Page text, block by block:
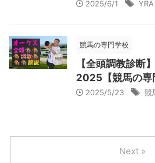
2025/6/1 YRA
競馬の専門学校
【全頭調教診断
2025【競馬の専
2025/5/23 競
Next »